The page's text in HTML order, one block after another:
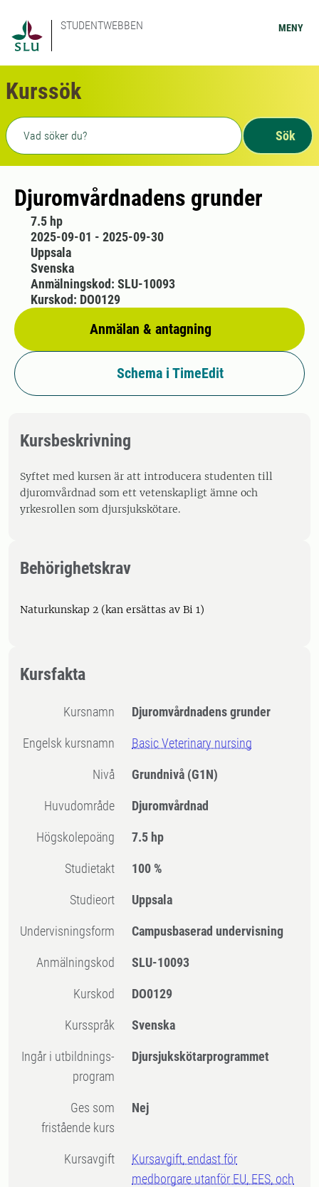
STUDENTWEBBEN MENY
Kurssök
Fritext sökning
Sök
Djuromvårdnadens grunder
7.5 hp
2025-09-01 - 2025-09-30
Uppsala
Svenska
Anmälan & antagning
Anmälningskod: SLU-10093
Kurskod: DO0129
Schema i TimeEdit
Kursbeskrivning
Syftet med kursen är att introducera studenten till
djuromvårdnad som ett vetenskapligt ämne och
yrkesrollen som djursjukskötare.
Behörighetskrav
Naturkunskap 2 (kan ersättas av Bi 1)
Kursfakta
Kursnamn Djuromvårdnadens grunder
Engelsk kursnamn Basic Veterinary nursing
Nivå Grundnivå (G1N)
Huvudområde Djuromvårdnad
högskolepoäng 7.5 hp
Studietakt 100 %
Studieort Uppsala
Undervisningsform Campusbaserad undervisning
Anmälningskod SLU-10093
Kurskod DO0129
Kursspråk Svenska
Ingår i utbildnings-
program
Djursjukskötarprogrammet
Ges som
fristående kurs
Nej
Kursavgift
Kursavgift, endast för
medborgare utanför EU, EES, och